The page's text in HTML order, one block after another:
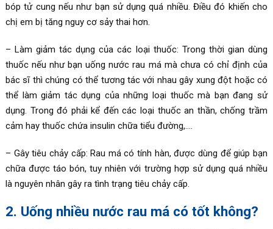
bóp tử cung nếu như bạn sử dụng quá nhiều. Điều đó khiến cho
chị em bị tăng nguy cơ sảy thai hơn.
– Làm giảm tác dụng của các loại thuốc: Trong thời gian dùng
thuốc nếu như bạn uống nước rau má mà chưa có chỉ định của
bác sĩ thì chúng có thể tương tác với nhau gây xung đột hoặc có
thể làm giảm tác dụng của những loại thuốc mà bạn đang sử
dụng. Trong đó phải kể đến các loại thuốc an thần, chống trầm
cảm hay thuốc chứa insulin chữa tiểu đường,….
– Gây tiêu chảy cấp: Rau má có tính hàn, được dùng để giúp bạn
chữa được táo bón, tuy nhiên với trường hợp sử dụng quá nhiều
là nguyên nhân gây ra tình trạng tiêu chảy cấp.
2. Uống nhiều nước rau má có tốt không?